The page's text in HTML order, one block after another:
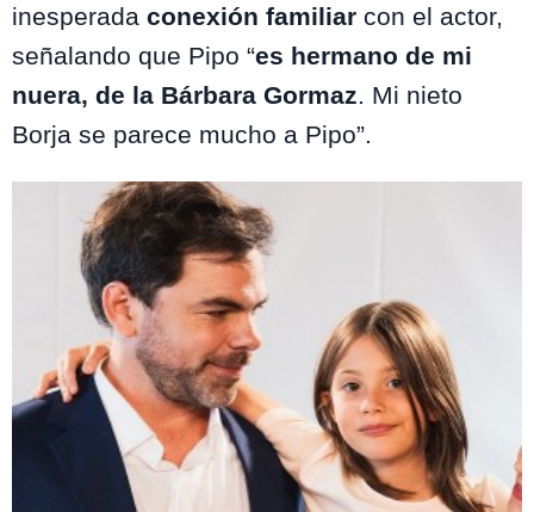
inesperada conexión familiar con el actor,
señalando que Pipo “es hermano de mi
nuera, de la Bárbara Gormaz. Mi nieto
Borja se parece mucho a Pipo”.